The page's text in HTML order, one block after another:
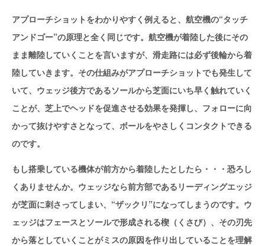
アプローチショットをわかりやすく例えると、航空機の“タッチ
アンドゴー”の原理と全く同じです。航空機が着陸した後にその
まま離陸していくことを言いますが、滑走路には必ず後輪から着
陸していきます。その仕組みがアプローチショットでも発生して
いて、ウェッジ後方であるソールから芝面にいち早く触れていく
ことが、芝上でヘッドを促進させる効果を発揮し、フォローに向
かって抜けやすさとなって、ボールをやさしくコンタクトできる
のです。
もし搭乗している機体が前方から着陸したとしたら・・・恐ろし
くありませんか。ウェッジなら前方部であるリーディングエッジ
が芝面に刺さってしまい、“ザックリ”になってしまうのです。ウ
ェッジはフェースとソールで形成される楔（くさび）、その刃先
から落としていくことがミスの原因を作り出していることを理解